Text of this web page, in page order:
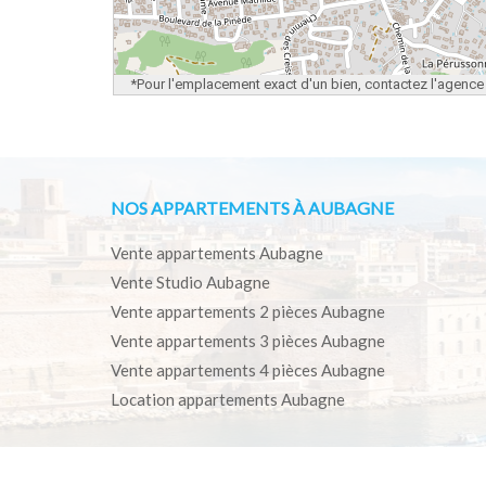
*Pour l'emplacement exact d'un bien, contactez l'agence
NOS APPARTEMENTS À AUBAGNE
Vente appartements Aubagne
Vente Studio Aubagne
Vente appartements 2 pièces Aubagne
Vente appartements 3 pièces Aubagne
Vente appartements 4 pièces Aubagne
Location appartements Aubagne